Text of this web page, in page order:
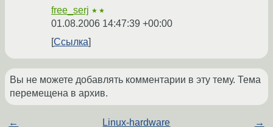
free_serj ★★
01.08.2006 14:47:39 +00:00
Ссылка
Вы не можете добавлять комментарии в эту тему. Тема
перемещена в архив.
← Linux-hardware →